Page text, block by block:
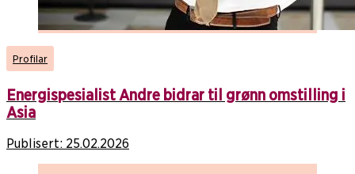
Profilar
Energispesialist Andre bidrar til grønn omstilling i
Asia
Publisert: 25.02.2026